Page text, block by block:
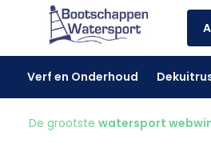
Verf en Onderhoud
De grootste watersport